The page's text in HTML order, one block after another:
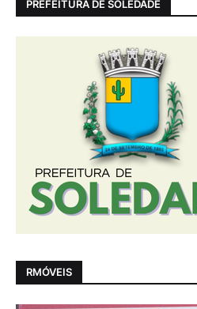
PREFEITURA DE SOLEDADE
RMÓVEIS